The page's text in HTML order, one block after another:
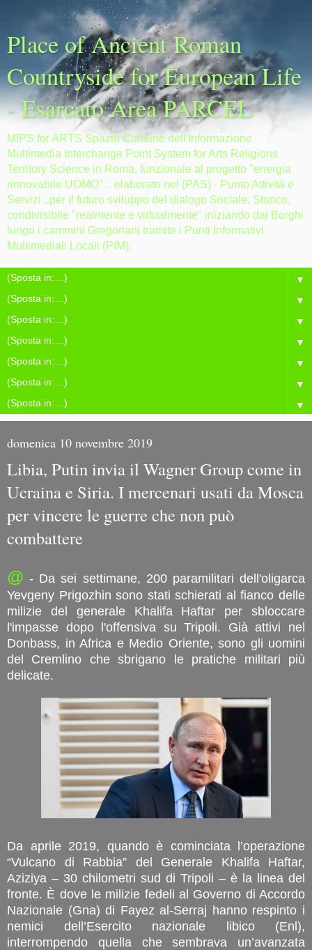
Place of Ancient Roman
Countryside for European Life
- Esarcato Area PARCEL
MIPS for ARTS Spazio Comune dell'Informazione
Multimedia Interchange Point System for Arts Religions
Territory Science in Roma, funzionale al progetto "energia
rinnovabile UOMO" .. elaborato nel (PAS) - Punto Attività e
Servizi ..per il futuro sviluppo del dialogo Sociale, Storico,
condivisibile "realmente e virtualmente" iniziando dai Borghi
lungo i cammini Gregoriani tramite i Punti Informativi
Multimediali Locali (PIM).
▼
▼
▼
▼
▼
▼
▼
domenica 10 novembre 2019
Libia, Putin invia il Wagner Group come in
Ucraina e Siria. I mercenari usati da Mosca
per vincere le guerre che non può
combattere
@ - Da sei settimane, 200 paramilitari dell'oligarca
Yevgeny Prigozhin sono stati schierati al fianco delle
milizie del generale Khalifa Haftar per sbloccare
l'impasse dopo l'offensiva su Tripoli. Già attivi nel
Donbass, in Africa e Medio Oriente, sono gli uomini
del Cremlino che sbrigano le pratiche militari più
delicate.
Da aprile 2019, quando è cominciata l’operazione
“Vulcano di Rabbia” del Generale Khalifa Haftar,
Aziziya – 30 chilometri sud di Tripoli – è la linea del
fronte. È dove le milizie fedeli al Governo di Accordo
Nazionale (Gna) di Fayez al-Serraj hanno respinto i
nemici dell’Esercito nazionale libico (Enl),
interrompendo quella che sembrava un’avanzata